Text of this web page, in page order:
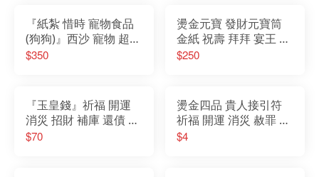
『紙紮 惜時 寵物食品
(狗狗)』西沙 寵物 超拔
萬物 動物往生 金紙 紙
$350
燙金元寶 發財元寶筒
金紙 祝壽 拜拜 宴王 擺
宴 敬神 禮佛 祈福 還願
$250
『玉皇錢』祈福 開運
消災 招財 補庫 還債 天
赦日 赦罪 天赦金 三官
$70
燙金四品 貴人接引符
祈福 開運 消災 赦罪 貴
人金
$4